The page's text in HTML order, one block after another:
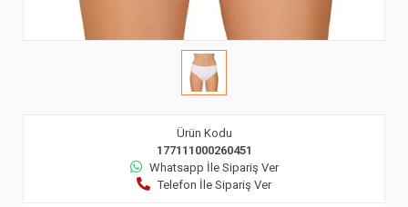
Ürün Kodu
177111000260451
Whatsapp İle Sipariş Ver
Telefon İle Sipariş Ver